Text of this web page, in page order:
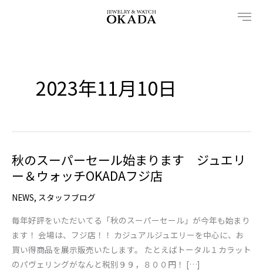
2023年11月10日
秋のスーパーセール始まります ジュエリ
ー＆ウォッチOKADAフジ店
NEWS, スタッフブログ
毎年好評をいただいてる「秋のスーパーセール」が今年も始まり
ます！ 会場は、フジ店！！ カジュアルジュエリーを中心に、お
買い得商品を展示販売いたします。 たとえばトータル１カラット
のパヴェリングがなんと税別９９，８００円！ […]
秋
の
ー
パ
ー
セ
ー